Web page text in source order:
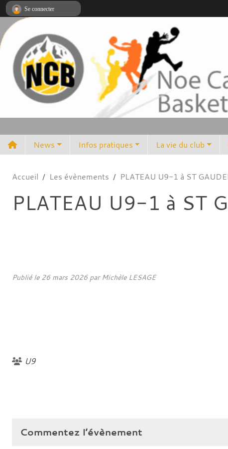
News Infos pratiques La vie du club
Accueil Les évènements PLATEAU U9-1 à ST
PLATEAU U9-1 à ST
Publié le 26 mars 2026par Michèle LESAGE
U9
Commentez l’évènement
Se connecter
Panneau de gestion des cookies